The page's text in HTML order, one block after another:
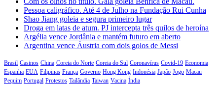
Pessoa caligráfico. Até 4 de Julho na Fundação Rui Cunha
Shao Jiang goleia e segura primeiro lugar
Droga em latas de atum. PJ intercepta três quilos de heroína
Argélia vence Jordânia e mantém futuro em aberto
Argentina vence Áustria com dois golos de Messi
Brasil Casinos China Coreia do Norte Coreia do Sul Coronavírus Covid-19 Economia
Espanha EUA Filipinas França Governo Hong Kong Indonésia Japão Jogo Macau
Pequim Portugal Protestos Tailândia Taiwan Vacina Índia